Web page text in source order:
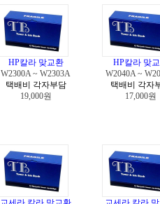
HP칼라 맞교환
W2300A ~ W2303A
택배비 각자부담
19,000원
HP칼라 맞
W2040A ~
택배비 각자
17,000원